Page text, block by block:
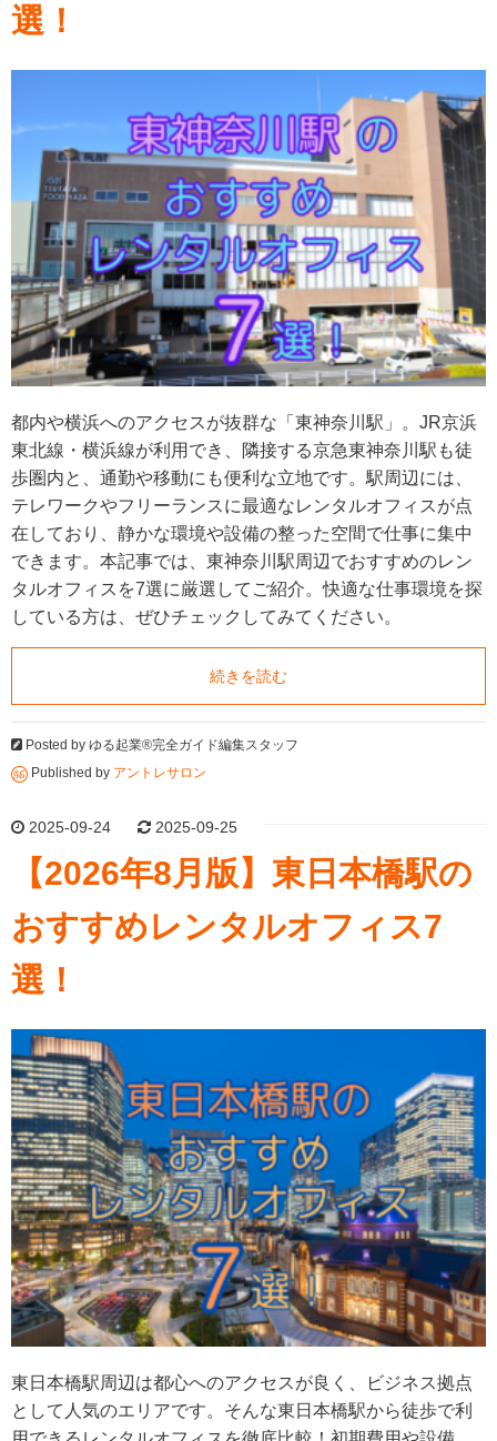
選！
都内や横浜へのアクセスが抜群な「東神奈川駅」。JR京浜
東北線・横浜線が利用でき、隣接する京急東神奈川駅も徒
歩圏内と、通勤や移動にも便利な立地です。駅周辺には、
テレワークやフリーランスに最適なレンタルオフィスが点
在しており、静かな環境や設備の整った空間で仕事に集中
できます。本記事では、東神奈川駅周辺でおすすめのレン
タルオフィスを7選に厳選してご紹介。快適な仕事環境を探
している方は、ぜひチェックしてみてください。
続きを読む
Posted by ゆる起業®完全ガイド編集スタッフ
Published by アントレサロン
2025-09-24 2025-09-25
【2026年8月版】東日本橋駅の
おすすめレンタルオフィス7
選！
東日本橋駅周辺は都心へのアクセスが良く、ビジネス拠点
として人気のエリアです。そんな東日本橋駅から徒歩で利